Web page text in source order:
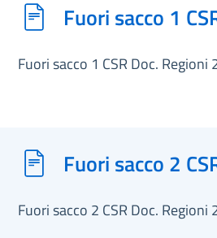
Fuori sacco 1
Fuori sacco 1 CSR Doc.
Fuori sacco 2
Fuori sacco 2 CSR Doc.